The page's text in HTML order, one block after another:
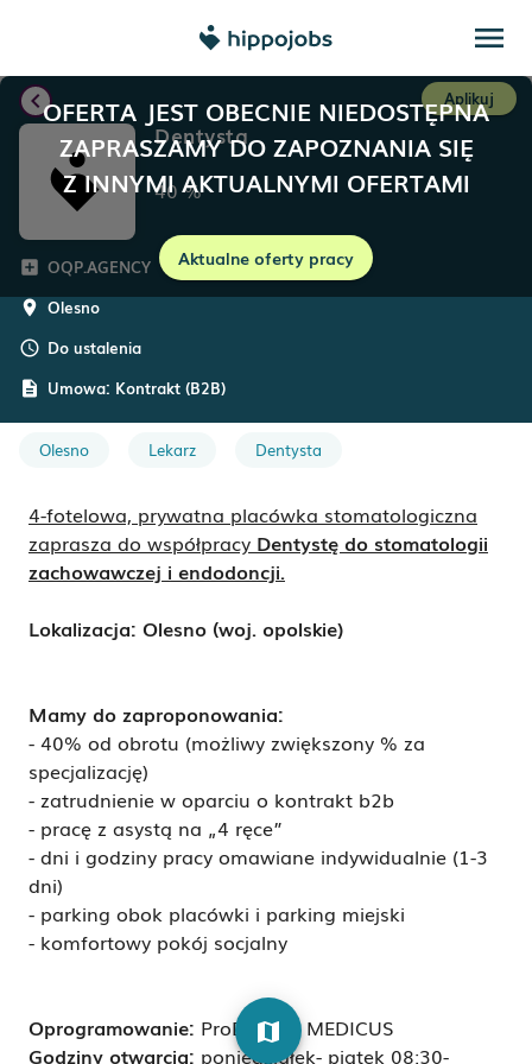
menu
OFERTA JEST OBECNIE NIEDOSTĘPNA
ZAPRASZAMY DO ZAPOZNANIA SIĘ
Z INNYMI AKTUALNYMI OFERTAMI
Aktualne oferty pracy
chevron_left Aplikuj
Dentysta
40%
add_box OQP.AGENCY
room Olesno
schedule Do ustalenia
description Umowa: Kontrakt (B2B)
Olesno Lekarz Dentysta
4-fotelowa, prywatna placówka stomatologiczna
zaprasza do współpracy Dentystę do stomatologii
zachowawczej i endodoncji.
Lokalizacja: Olesno (woj. opolskie)
Mamy do zaproponowania:
- 40% od obrotu (możliwy zwiększony % za
specjalizację)
- zatrudnienie w oparciu o kontrakt b2b
- pracę z asystą na „4 ręce”
- dni i godziny pracy omawiane indywidualnie (1-3
dni)
- parking obok placówki i parking miejski
- komfortowy pokój socjalny
Oprogramowanie: ProDentis i MEDICUS
Godziny otwarcia: poniedziałek- piątek 08:30-
map